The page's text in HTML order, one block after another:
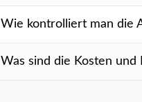
Wie kontrolliert man die
Was sind die Kosten